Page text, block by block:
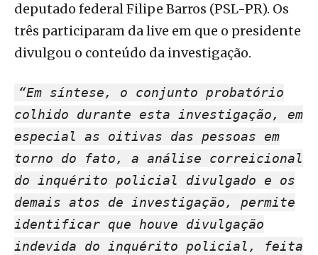
deputado federal Filipe Barros (PSL-PR). Os
três participaram da live em que o presidente
divulgou o conteúdo da investigação.
“Em síntese, o conjunto probatório
colhido durante esta investigação, em
especial as oitivas das pessoas em
torno do fato, a análise correicional
do inquérito policial divulgado e os
demais atos de investigação, permite
identificar que houve divulgação
indevida do inquérito policial, feita